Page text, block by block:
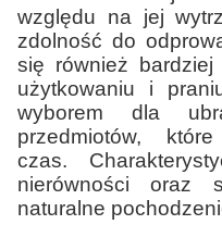
względu na jej
zdolność do
się również
użytkowaniu i
wyborem dla
przedmiotów,
czas.
nierówności oraz
naturalne